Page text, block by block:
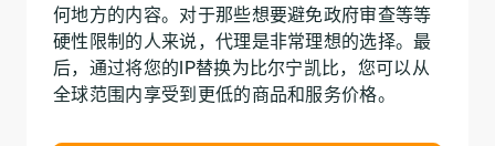
何地方的内容。对于那些想要避免政府审查等等
硬性限制的人来说，代理是非常理想的选择。最
后，通过将您的IP替换为比尔宁凯比，您可以从
全球范围内享受到更低的商品和服务价格。